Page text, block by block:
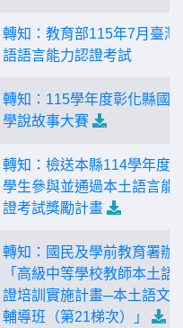
轉知：教育部115年7月臺灣
語語言能力認證考試
轉知：115學年度彰化縣國
學說故事大賽
轉知：檢送本縣114學年度
學生參與並通過本土語言能
證考試獎勵計畫
轉知：國民及學前教育署辦
「高級中等學校教師本土語
證培訓實施計畫─本土語文
輔導班（第21梯次）」